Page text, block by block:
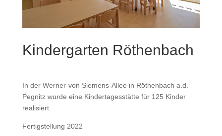
Kindergarten Röthenbach
In der Werner-von Siemens-Allee in Röthenbach a.d.
Pegnitz wurde eine Kindertagesstätte für 125 Kinder
realisiert.
Fertigstellung 2022